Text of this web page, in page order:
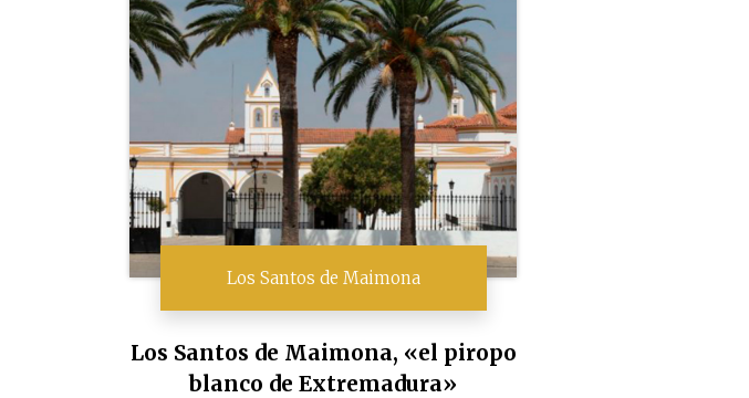
Los Santos de Maimona
Los Santos de Maimona, «el piropo
blanco de Extremadura»